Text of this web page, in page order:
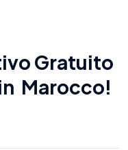
Gratuito
Marocco!